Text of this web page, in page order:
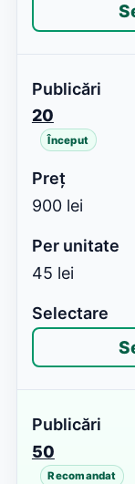
20
Început
900 lei
45 lei
50
Recomandat